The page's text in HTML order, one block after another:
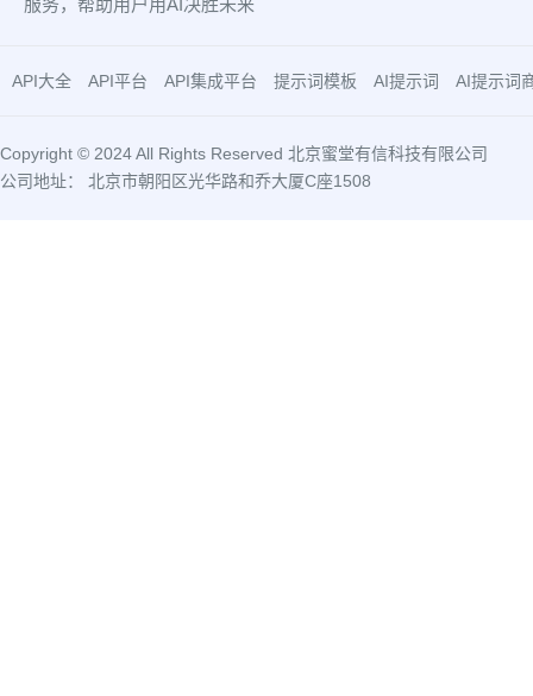
API大全 API平台 API集成平台 提示词模板 AI提示词 AI提示词
Copyright © 2024 All Rights Reserved 北京蜜堂有信科技有限公司
公司地址： 北京市朝阳区光华路和乔大厦C座1508